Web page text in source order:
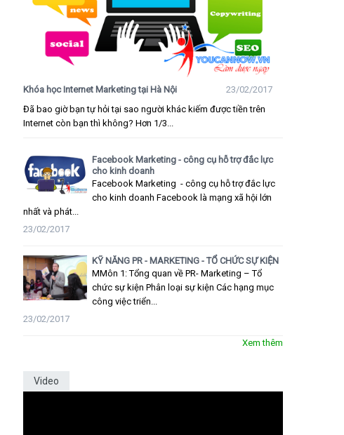
Khóa học Internet Marketing tại Hà Nội
23/02/2017
Đã bao giờ bạn tự hỏi tại sao người khác kiếm được tiền trên
Internet còn bạn thì không? Hơn 1/3...
Facebook Marketing - công cụ hỗ trợ đắc lực
cho kinh doanh
Facebook Marketing - công cụ hỗ trợ đắc lực
cho kinh doanh Facebook là mạng xã hội lớn
nhất và phát...
23/02/2017
KỸ NĂNG PR - MARKETING - TỔ CHỨC SỰ KIỆN
MMôn 1: Tổng quan về PR- Marketing – Tổ
chức sự kiện Phân loại sự kiện Các hạng mục
công việc triển...
23/02/2017
Xem thêm
Video